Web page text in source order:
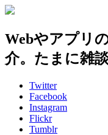
Webやアプリ
介。たまに雑談
Twitter
Facebook
Instagram
Flickr
Tumblr